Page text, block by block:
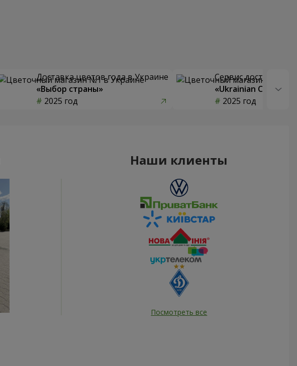
Доставка цветов года в Украине
«Выбор страны»
2025 год
Сервис доставки
«Ukrainian Choice»
2025 год
Наши клиенты
Посмотреть все